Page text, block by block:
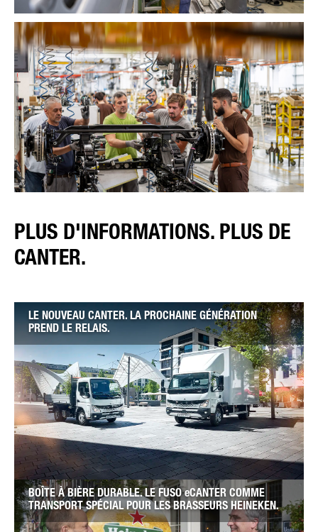
PLUS D'INFORMATIONS. PLUS DE
CANTER.
LE NOUVEAU CANTER. LA PROCHAINE GÉNÉRATION
PREND LE RELAIS.
BOÎTE À BIÈRE DURABLE. LE FUSO eCANTER COMME
TRANSPORT SPÉCIAL POUR LES BRASSEURS HEINEKEN.